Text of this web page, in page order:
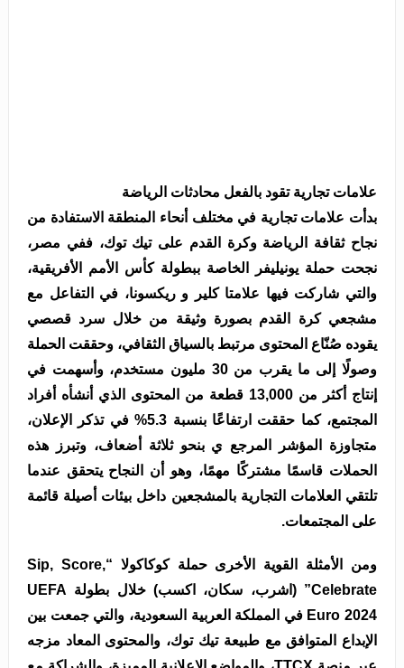
علامات تجارية تقود بالفعل محادثات الرياضة
بدأت علامات تجارية في مختلف أنحاء المنطقة الاستفادة من
نجاح ثقافة الرياضة وكرة القدم على تيك توك، ففي مصر،
نجحت حملة يونيليفر الخاصة ببطولة كأس الأمم الأفريقية،
والتي شاركت فيها علامتا كلير و ريكسونا، في التفاعل مع
مشجعي كرة القدم بصورة وثيقة من خلال سرد قصصي
يقوده صُنّاع المحتوى مرتبط بالسياق الثقافي، وحققت الحملة
وصولًا إلى ما يقرب من 30 مليون مستخدم، وأسهمت في
إنتاج أكثر من 13,000 قطعة من المحتوى الذي أنشأه أفراد
المجتمع، كما حققت ارتفاعًا بنسبة 5.3% في تذكر الإعلان،
متجاوزة المؤشر المرجع ي بنحو ثلاثة أضعاف، وتبرز هذه
الحملات قاسمًا مشتركًا مهمًا، وهو أن النجاح يتحقق عندما
تلتقي العلامات التجارية بالمشجعين داخل بيئات أصيلة قائمة
على المجتمعات.
ومن الأمثلة القوية الأخرى حملة كوكاكولا “Sip, Score,
Celebrate” (اشرب، سكان، اكسب) خلال بطولة UEFA
Euro 2024 في المملكة العربية السعودية، والتي جمعت بين
الإبداع المتوافق مع طبيعة تيك توك، والمحتوى المعاد مزجه